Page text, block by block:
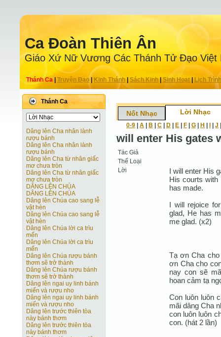
Ca Ðoàn Thiên Ân
Giáo Xứ Nữ Vương Các Thánh Tử Ðạo Việt
Thánh Ca Truyện Ðạo| Kinh Thánh Sách Kinh|Sinh Hoạt| Lịch Trình
Thánh Ca
Dâng lên Cha nhân lành
rượu bánh
Dâng lên Cha nhân lành
rượu bánh
Dâng lên Cha từ nhân giấc
mơ chưa tròn
Dâng lên Cha từ nhân giấc
mơ chưa tròn
DÂNG LÊN CHÚA
DÂNG LÊN CHÚA
Dâng lên Chúa cao sang lễ
vật hèn
Dâng lên Chúa cao sang lễ
vật hèn
Dâng lên Chúa lời ca trìu
mến
Dâng lên Chúa lời ca trìu
mến
Dâng lên Chúa rượu bánh
thơm sẽ trở thành
Dâng lên Chúa rượu bánh
thơm sẽ trở thành
Dâng lên ngai uy linh bánh
miến và rượu nho
Dâng lên ngai uy linh bánh
miến và rượu nho
Dâng lên trước thiên tòa
này bánh thơm
Dâng lên trước thiên tòa
này bánh thơm
Nốt Nhạc Lời Nhạc
0-9 A B C D E F G H J
will enter His gates
Tác Giả
Thể Loại
Lời
I will enter His
His courts with
has made.
I will rejoice
glad, He has
me glad. (x2)
Tạ ơn Cha
ơn Cha cho
nay con sẽ
hoan cảm tạ
Con luôn luôn
mãi dâng Cha
con luôn luôn
con. (hát 2 lần)